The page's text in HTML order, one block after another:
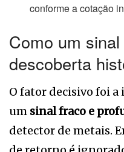
conforme a cotação
Como um
descoberta
O fator decisivo foi
um sinal fraco e
detector de metais.